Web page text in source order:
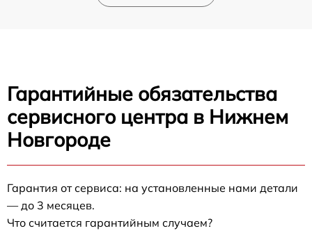
Гарантийные обязательства
сервисного центра в Нижнем
Новгороде
Гарантия от сервиса: на установленные нами детали
— до 3 месяцев.
Что считается гарантийным случаем?